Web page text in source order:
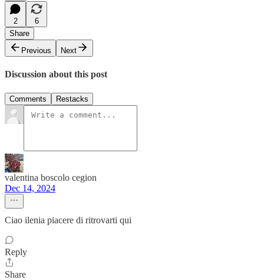
2
6
Share
Previous
Next
Discussion about this post
Comments Restacks
valentina boscolo cegion
Dec 14, 2024
Ciao ilenia piacere di ritrovarti qui
Reply
Share